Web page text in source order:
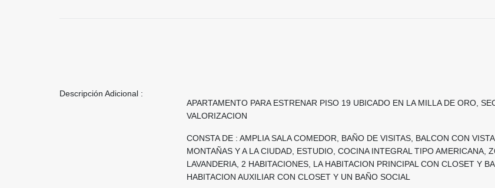
Descripción Adicional :
APARTAMENTO PARA ESTRENAR PISO 19 UBICADO EN LA MILLA DE ORO,
VALORIZACION
CONSTA DE : AMPLIA SALA COMEDOR, BAÑO DE VISITAS, BALCON CON
MONTAÑAS Y A LA CIUDAD, ESTUDIO, COCINA INTEGRAL TIPO AMERICANA,
LAVANDERIA, 2 HABITACIONES, LA HABITACION PRINCIPAL CON CLOSET Y
HABITACION AUXILIAR CON CLOSET Y UN BAÑO SOCIAL